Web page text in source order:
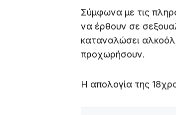
Σύμφωνα με τις
να έρθουν σε
καταναλώσει αλκοόλ
προχωρήσουν.
Η απολογία της